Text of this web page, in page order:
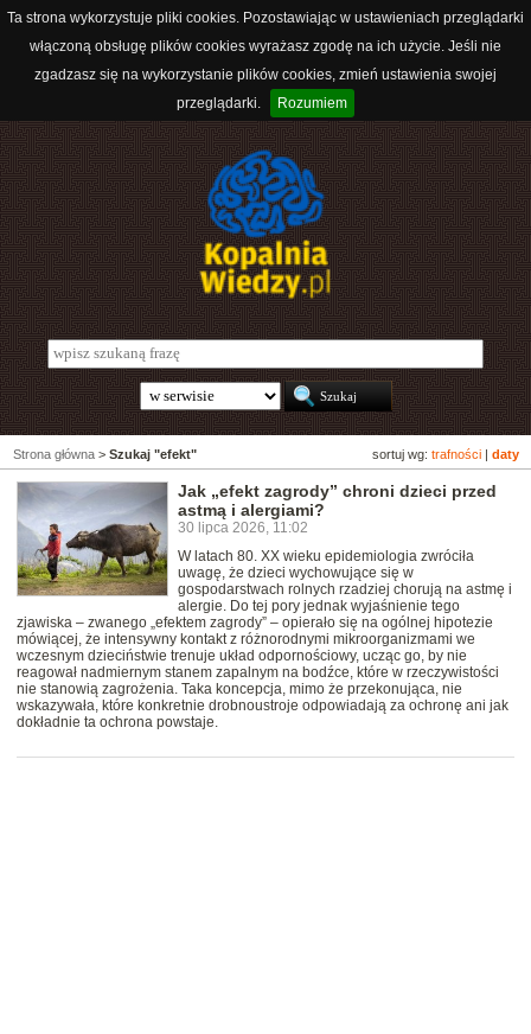
Ta strona wykorzystuje pliki cookies. Pozostawiając w ustawieniach przeglądarki
włączoną obsługę plików cookies wyrażasz zgodę na ich użycie. Jeśli nie
zgadzasz się na wykorzystanie plików cookies, zmień ustawienia swojej
przeglądarki.
Rozumiem
sortuj wg: trafności daty
Strona główna > Szukaj "efekt"
Jak „efekt zagrody” chroni dzieci przed
astmą i alergiami?
30 lipca 2026, 11:02
W latach 80. XX wieku epidemiologia zwróciła
uwagę, że dzieci wychowujące się w
gospodarstwach rolnych rzadziej chorują na astmę i
alergie. Do tej pory jednak wyjaśnienie tego
zjawiska – zwanego „efektem zagrody” – opierało się na ogólnej hipotezie
mówiącej, że intensywny kontakt z różnorodnymi mikroorganizmami we
wczesnym dzieciństwie trenuje układ odpornościowy, ucząc go, by nie
reagował nadmiernym stanem zapalnym na bodźce, które w rzeczywistości
nie stanowią zagrożenia. Taka koncepcja, mimo że przekonująca, nie
wskazywała, które konkretnie drobnoustroje odpowiadają za ochronę ani jak
dokładnie ta ochrona powstaje.